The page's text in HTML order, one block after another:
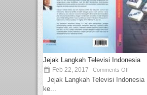
Jejak Langkah Televisi Indonesia
Feb 22, 2017 Comments Off
Jejak Langkah Televisi Indonesia
ke...